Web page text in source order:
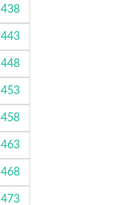
438
443
448
453
458
463
468
473